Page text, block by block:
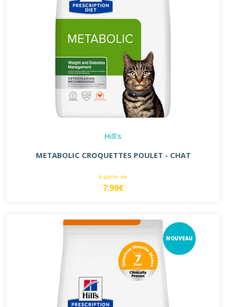
Hill's
METABOLIC CROQUETTES POULET - CHAT
à partir de
7.99€
NOUVEAU